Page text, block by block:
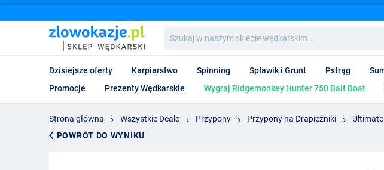
w
naszym
wędkarskim...
Dzisiejsze oferty Karpiarstwo Spinning Spławik i Grunt Pstrąg
Promocje
Prezenty Wędkarskie Wygraj Ridgemonkey Hunter 750 Bait Boat
Strona główna Wszystkie Deale Przypony Przypony na Drapieżniki
POWRÓT DO WYNIKU